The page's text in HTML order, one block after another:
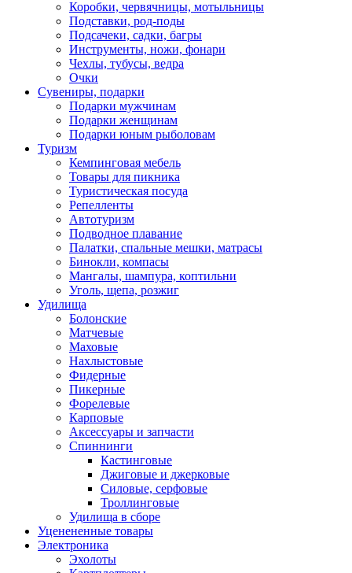
Коробки, червячницы, мотыльницы
Подставки, род-поды
Подсачеки, садки, багры
Инструменты, ножи, фонари
Чехлы, тубусы, ведра
Очки
Сувениры, подарки
Подарки мужчинам
Подарки женщинам
Подарки юным рыболовам
Туризм
Кемпинговая мебель
Товары для пикника
Туристическая посуда
Репелленты
Автотуризм
Подводное плавание
Палатки, спальные мешки, матрасы
Бинокли, компасы
Мангалы, шампура, коптильни
Уголь, щепа, розжиг
Удилища
Болонские
Матчевые
Маховые
Нахлыстовые
Фидерные
Пикерные
Форелевые
Карповые
Аксессуары и запчасти
Спиннинги
Кастинговые
Джиговые и джерковые
Силовые, серфовые
Троллинговые
Удилища в сборе
Уценененные товары
Электроника
Эхолоты